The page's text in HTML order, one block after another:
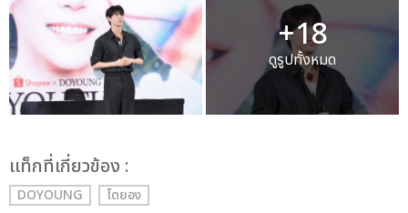
+18
ดูรูปทั้งหมด
เเท็กที่เกี่ยวข้อง :
DOYOUNG
โดยอง